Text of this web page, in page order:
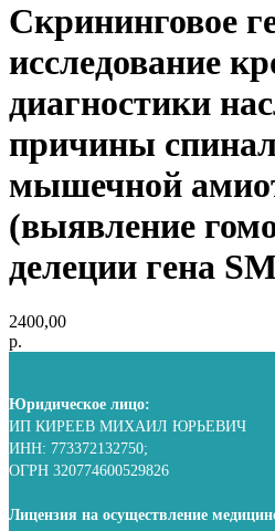
Скрининговое
исследование
диагностики
причины
мышечной
(выявление
делеции гена
2400,00
р.
Юридическое лицо:
ИП КИРЕЕВ МИХАИЛ ЮРЬЕВИЧ
ИНН: 773372132750;
ОГРН 320774600529826
Лицензия на осуществление